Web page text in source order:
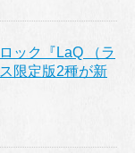
ック『LaQ （ラ
限定版2種が新